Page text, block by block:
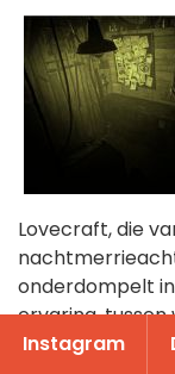
Lovecraft, die
onderdompelt
ervaring, tussen
[Lees verder]
Instagram